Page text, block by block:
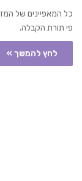
כל המאפיינים של
פי תורת הקבלה.
לחץ להמשך »